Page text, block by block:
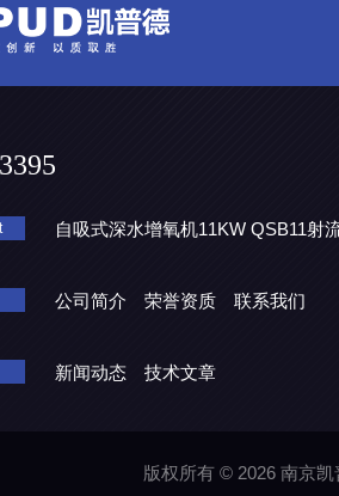
自吸式深水增氧机11KW QSB11射
公司简介 荣誉资质 联系我们
新闻动态 技术文章
版权所有 © 2026 南京